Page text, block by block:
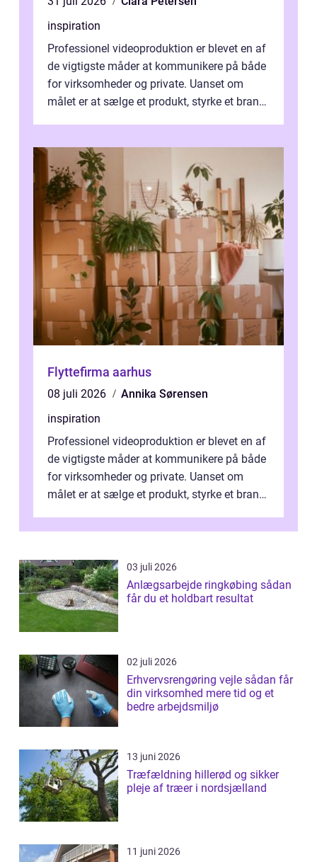
inspiration
Professionel videoproduktion er blevet en af
de vigtigste måder at kommunikere på både
for virksomheder og private. Uanset om
målet er at sælge et produkt, styrke et brand,
Flyttefirma aarhus
08 juli 2026
Annika Sørensen
inspiration
Professionel videoproduktion er blevet en af
de vigtigste måder at kommunikere på både
for virksomheder og private. Uanset om
målet er at sælge et produkt, styrke et brand,
03 juli 2026
Anlægsarbejde ringkøbing sådan
får du et holdbart resultat
02 juli 2026
Erhvervsrengøring vejle sådan får
din virksomhed mere tid og et
bedre arbejdsmiljø
13 juni 2026
Træfældning hillerød og sikker
pleje af træer i nordsjælland
11 juni 2026